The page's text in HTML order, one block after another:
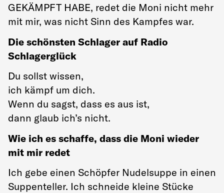
GEKÄMPFT HABE, redet die Moni nicht mehr
mit mir, was nicht Sinn des Kampfes war.
Die schönsten Schlager auf Radio
Schlagerglück
Du sollst wissen,
ich kämpf um dich.
Wenn du sagst, dass es aus ist,
dann glaub ich’s nicht.
Wie ich es schaffe, dass die Moni wieder
mit mir redet
Ich gebe einen Schöpfer Nudelsuppe in einen
Suppenteller. Ich schneide kleine Stücke